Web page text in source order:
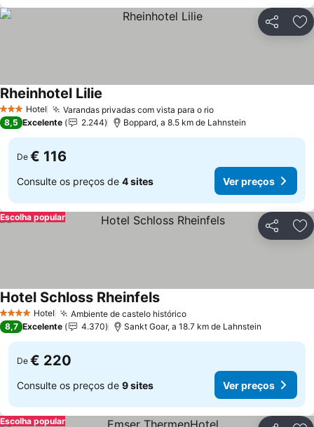
Partilhar
3 EstrelasHotel Varandas privadas com vista para o rioVer preços
Rheinhotel Lilie
8,5 Excelente 2.244 Boppard, a 8.5 km de Lahnstein
De € 116
Consulte os preços de 4 sites Ver preços
Partilhar
Escolha popular
4 EstrelasHotel Ambiente de castelo históricoVer preços
Hotel Schloss RheinfelsVer preços
8,7 Excelente 4.370 Sankt Goar, a 18.7 km de Lahnstein
De € 220
Consulte os preços de 9 sites Ver preços
Escolha popular